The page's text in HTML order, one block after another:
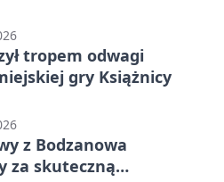
tropem odwagi
gry Książnicy
z Bodzanowa
za skuteczną